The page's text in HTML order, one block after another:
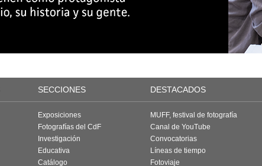
SECCIONES DESTACADOS
Exposiciones
Fotografías del CdF
Investigación
Educativa
Catálogo
MUFF, festival de fotografía
Canal de YouTube
Convocatorias
Líneas de tiempo
Fotoviaje